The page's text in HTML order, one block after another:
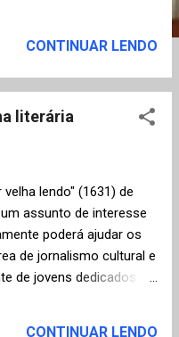
e Dramaturgia,
de quaisquer livros
etapa do Oceanos, os
literário para formar o
angolanos, 50
e 9
22 de maio e 31 de
leu e avaliou 55 das
a lista dos dez
CONTINUAR LENDO
literária
velha lendo" (1631) de
assunto de interesse
poderá ajudar os
de jornalismo cultural e
de jovens dedicados à
CONTINUAR LENDO